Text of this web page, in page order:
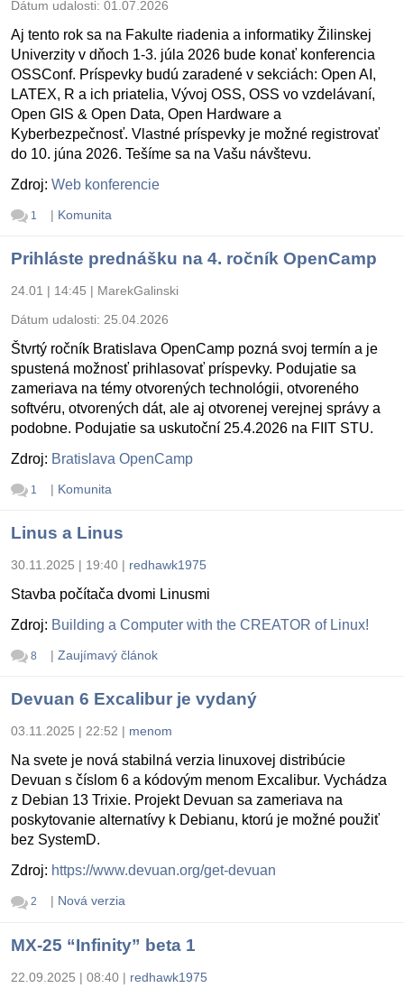
Dátum udalosti: 01.07.2026
Aj tento rok sa na Fakulte riadenia a informatiky Žilinskej
Univerzity v dňoch 1-3. júla 2026 bude konať konferencia
OSSConf. Príspevky budú zaradené v sekciách: Open AI,
LATEX, R a ich priatelia, Vývoj OSS, OSS vo vzdelávaní,
Open GIS & Open Data, Open Hardware a
Kyberbezpečnosť. Vlastné príspevky je možné registrovať
do 10. júna 2026. Tešíme sa na Vašu návštevu.
Zdroj: Web konferencie
1 | Komunita
Prihláste prednášku na 4. ročník OpenCamp
24.01 | 14:45 | MarekGalinski
Dátum udalosti: 25.04.2026
Štvrtý ročník Bratislava OpenCamp pozná svoj termín a je
spustená možnosť prihlasovať príspevky. Podujatie sa
zameriava na témy otvorených technológii, otvoreného
softvéru, otvorených dát, ale aj otvorenej verejnej správy a
podobne. Podujatie sa uskutoční 25.4.2026 na FIIT STU.
Zdroj: Bratislava OpenCamp
1 | Komunita
Linus a Linus
30.11.2025 | 19:40 | redhawk1975
Stavba počítača dvomi Linusmi
Zdroj: Building a Computer with the CREATOR of Linux!
8 | Zaujímavý článok
Devuan 6 Excalibur je vydaný
03.11.2025 | 22:52 | menom
Na svete je nová stabilná verzia linuxovej distribúcie
Devuan s číslom 6 a kódovým menom Excalibur. Vychádza
z Debian 13 Trixie. Projekt Devuan sa zameriava na
poskytovanie alternatívy k Debianu, ktorú je možné použiť
bez SystemD.
Zdroj: https://www.devuan.org/get-devuan
2 | Nová verzia
MX-25 “Infinity” beta 1
22.09.2025 | 08:40 | redhawk1975